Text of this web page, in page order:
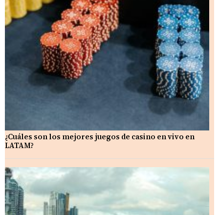
¿Cuáles son los mejores juegos de casino en vivo en
LATAM?